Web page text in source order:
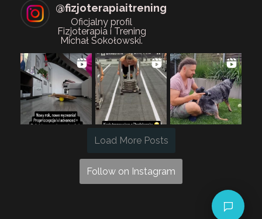
@fizjoterapiaitrening
Oficjalny profil
Fizjoterapia i Trening
Michał Sokołowski.
Load More Posts
Follow on Instagram